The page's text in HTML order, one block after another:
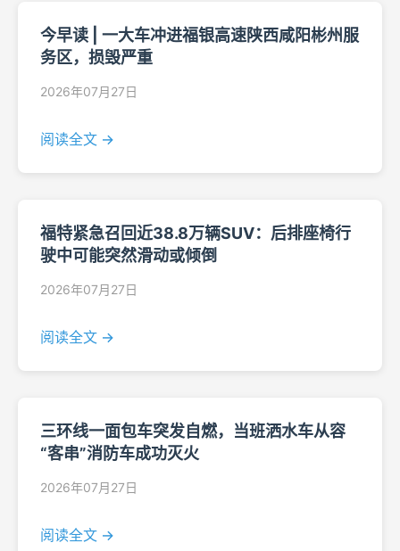
今早读 | 一大车冲进福银高速陕西咸阳彬州服
务区，损毁严重
2026年07月27日
阅读全文 →
福特紧急召回近38.8万辆SUV：后排座椅行
驶中可能突然滑动或倾倒
2026年07月27日
阅读全文 →
三环线一面包车突发自燃，当班洒水车从容
“客串”消防车成功灭火
2026年07月27日
阅读全文 →